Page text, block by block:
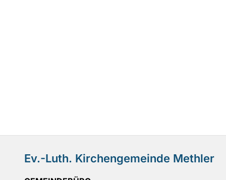
Ev.-Luth. Kirchengemeinde Methler